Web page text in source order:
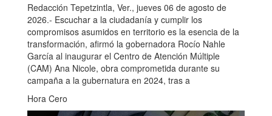
Redacción Tepetzintla, Ver., jueves 06 de agosto de
2026.- Escuchar a la ciudadanía y cumplir los
compromisos asumidos en territorio es la esencia de la
transformación, afirmó la gobernadora Rocío Nahle
García al inaugurar el Centro de Atención Múltiple
(CAM) Ana Nicole, obra comprometida durante su
campaña a la gubernatura en 2024, tras a
Hora Cero